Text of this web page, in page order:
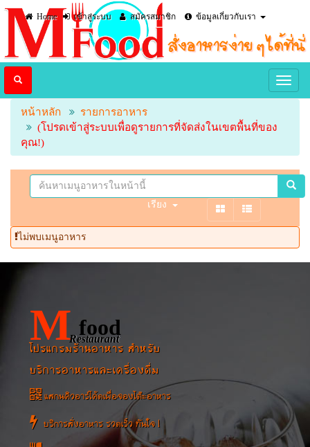
Home เข้าสู่ระบบ สมัครสมาชิก ข้อมูลเกี่ยวกับเรา
หน้าหลัก
รายการอาหาร
(โปรดเข้าสู่ระบบเพื่อดูรายการที่จัดส่งในเขตพื้นที่ของ
คุณ!)
เรียง
ไม่พบเมนูอาหาร
M food
Restaurant
โปรแกรมร้านอาหาร สำหรับ
บริการอาหารและเครื่องดื่ม
แสกนคิวอาร์โค้ดเพื่อจองโต๊ะอาหาร
บริการสั่งอาหาร รวดเร็ว ทันใจ !